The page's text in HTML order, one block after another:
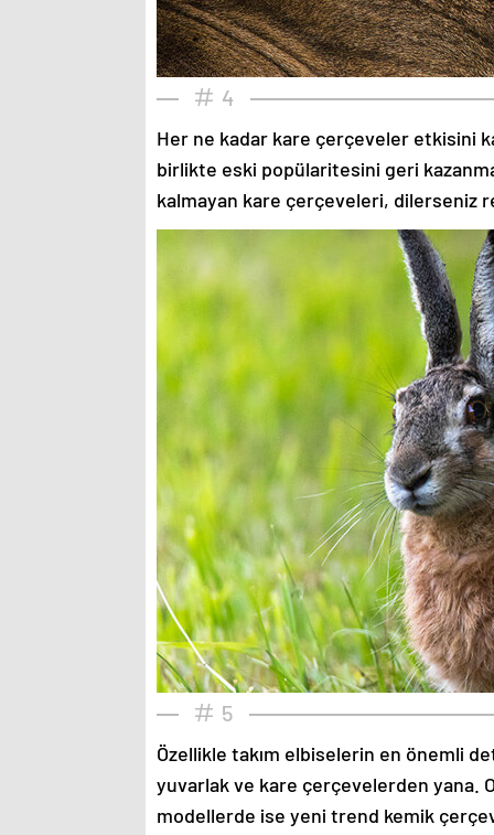
4
Her ne kadar kare çerçeveler etkisini
birlikte eski popülaritesini geri
kalmayan kare çerçeveleri, dilerseniz
5
Özellikle takım elbiselerin en önemli
yuvarlak ve kare çerçevelerden yana.
modellerde ise yeni trend kemik